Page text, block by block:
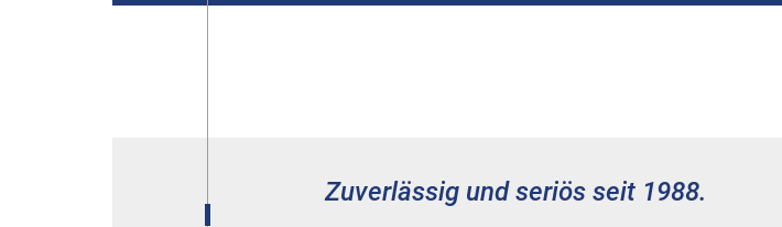
Zuverlässig und seriös seit 1988.